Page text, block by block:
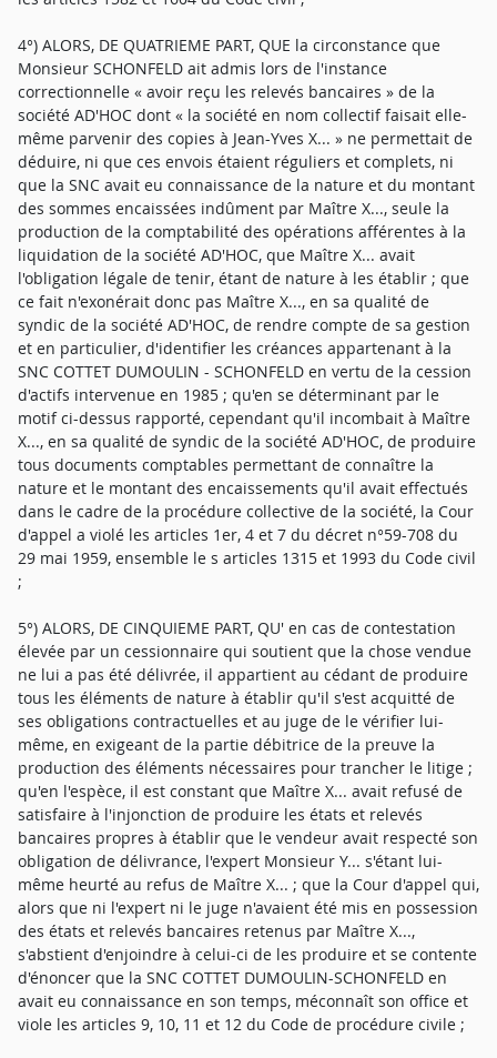
4°) ALORS, DE QUATRIEME PART, QUE la circonstance que
Monsieur SCHONFELD ait admis lors de l'instance
correctionnelle « avoir reçu les relevés bancaires » de la
société AD'HOC dont « la société en nom collectif faisait elle-
même parvenir des copies à Jean-Yves X... » ne permettait de
déduire, ni que ces envois étaient réguliers et complets, ni
que la SNC avait eu connaissance de la nature et du montant
des sommes encaissées indûment par Maître X..., seule la
production de la comptabilité des opérations afférentes à la
liquidation de la société AD'HOC, que Maître X... avait
l'obligation légale de tenir, étant de nature à les établir ; que
ce fait n'exonérait donc pas Maître X..., en sa qualité de
syndic de la société AD'HOC, de rendre compte de sa gestion
et en particulier, d'identifier les créances appartenant à la
SNC COTTET DUMOULIN - SCHONFELD en vertu de la cession
d'actifs intervenue en 1985 ; qu'en se déterminant par le
motif ci-dessus rapporté, cependant qu'il incombait à Maître
X..., en sa qualité de syndic de la société AD'HOC, de produire
tous documents comptables permettant de connaître la
nature et le montant des encaissements qu'il avait effectués
dans le cadre de la procédure collective de la société, la Cour
d'appel a violé les articles 1er, 4 et 7 du décret n°59-708 du
29 mai 1959, ensemble le s articles 1315 et 1993 du Code civil
;
5°) ALORS, DE CINQUIEME PART, QU' en cas de contestation
élevée par un cessionnaire qui soutient que la chose vendue
ne lui a pas été délivrée, il appartient au cédant de produire
tous les éléments de nature à établir qu'il s'est acquitté de
ses obligations contractuelles et au juge de le vérifier lui-
même, en exigeant de la partie débitrice de la preuve la
production des éléments nécessaires pour trancher le litige ;
qu'en l'espèce, il est constant que Maître X... avait refusé de
satisfaire à l'injonction de produire les états et relevés
bancaires propres à établir que le vendeur avait respecté son
obligation de délivrance, l'expert Monsieur Y... s'étant lui-
même heurté au refus de Maître X... ; que la Cour d'appel qui,
alors que ni l'expert ni le juge n'avaient été mis en possession
des états et relevés bancaires retenus par Maître X...,
s'abstient d'enjoindre à celui-ci de les produire et se contente
d'énoncer que la SNC COTTET DUMOULIN-SCHONFELD en
avait eu connaissance en son temps, méconnaît son office et
viole les articles 9, 10, 11 et 12 du Code de procédure civile ;